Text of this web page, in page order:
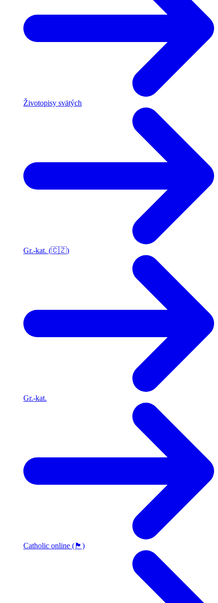
Životopisy svätých
Gr.-kat. (🇨🇿)
Gr.-kat.
Catholic online (🏴󠁧󠁢󠁥󠁮󠁧󠁿)